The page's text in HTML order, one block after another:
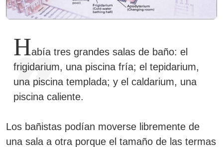
Había tres grandes salas de baño: el
frigidarium, una piscina fría; el tepidarium,
una piscina templada; y el caldarium, una
piscina caliente.
Los bañistas podían moverse libremente de
una sala a otra porque el tamaño de las termas